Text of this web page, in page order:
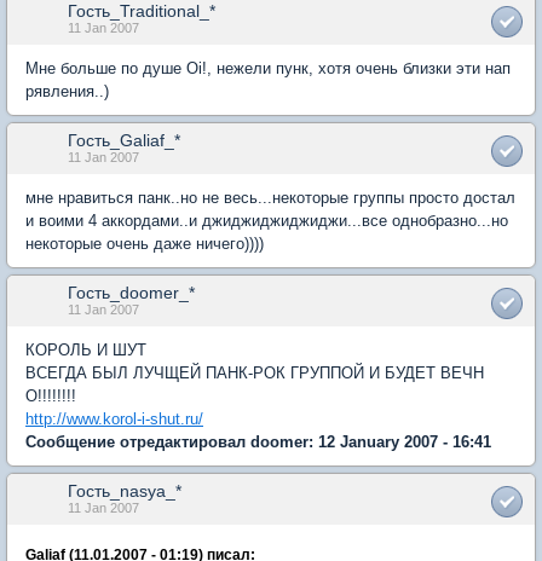
Гость_Traditional_*
11 Jan 2007
Мне больше по душе Oi!, нежели пунк, хотя очень близки эти нап
рявления..)
Гость_Galiaf_*
11 Jan 2007
мне нравиться панк..но не весь...некоторые группы просто достал
и воими 4 аккордами..и джиджиджиджиджи...все однобразно...но
некоторые очень даже ничего))))
Гость_doomer_*
11 Jan 2007
КОРОЛЬ И ШУТ
ВСЕГДА БЫЛ ЛУЧЩЕЙ ПАНК-РОК ГРУППОЙ И БУДЕТ ВЕЧН
О!!!!!!!!
http://www.korol-i-shut.ru/
Сообщение отредактировал doomer: 12 January 2007 - 16:41
Гость_nasya_*
11 Jan 2007
Galiaf (11.01.2007 - 01:19) писал: